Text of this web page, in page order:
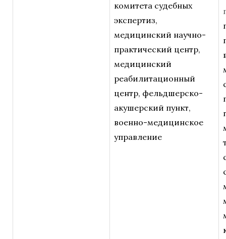
комитета судебных
экспертиз,
медицинский научно-
практический центр,
медицинский
реабилитационный
центр, фельдшерско-
акушерский пункт,
военно-медицинское
управление